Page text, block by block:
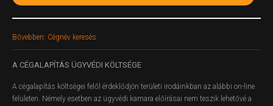
Bővebben: Cégnév keresés
A CÉGALAPÍTÁS ÜGYVÉDI KÖLTSÉGE
A cégalapítás költségei felől érdeklődjön területi irodáinkban az alábbi on-line
felületen. Némely esetben az ügyvédi kamara előírásai nem teszik lehetővé a